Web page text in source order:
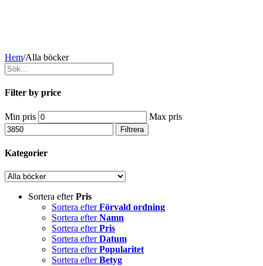
Hem/Alla böcker
Filter by price
Min pris Max pris
Filtrera
Kategorier
Sortera efterPris
Sortera efterFörvald ordning
Sortera efterNamn
Sortera efterPris
Sortera efterDatum
Sortera efterPopularitet
Sortera efterBetyg